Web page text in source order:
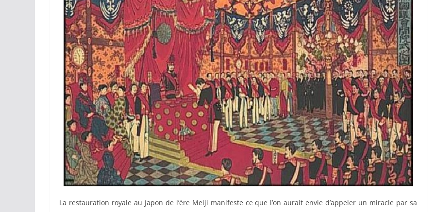
La restauration royale au Japon de l’ère Meiji manifeste ce que l’on aurait envie d’appeler un miracle par sa